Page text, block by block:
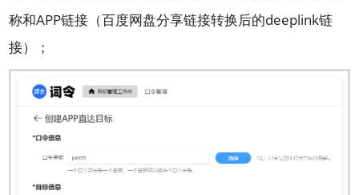
称和APP链接（百度网盘分享链接转换后的deeplink链
接）；